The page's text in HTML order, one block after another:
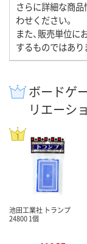
さらに詳細な商
わせください。
また、販売単位に
するものではあり
ボードゲ
リエーシ
池田工業社 トランプ
24800 1個